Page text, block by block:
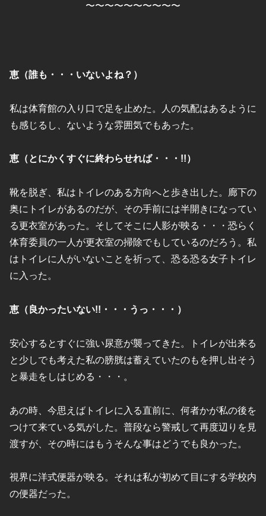
〜〜〜〜〜〜〜〜〜〜
恵（誰も・・・いないよね？）
私は体育館の入り口で足を止めた。人の気配はあるように
も感じるし、ないような雰囲気でもあった。
恵（とにかくすぐに終わらせれば・・・!!）
靴を脱ぎ、私はトイレのある方向へと歩き出した。廊下の
奥にトイレがあるのだが、その手前には半開きになってい
る更衣室があった。そしてそこに人影が映る・・・恐らく
体育委員の一人が更衣室の掃除でもしているのだろう。私
はトイレに人がいないことを祈って、恐る恐る女子トイレ
に入った。
恵（良かったいない!!・・・うっ・・・）
安心するとすぐに強い尿意が襲ってきた。トイレが出来る
と少しでも考えた私の膀胱は蓄えていたのもを押し出そう
と暴走をしはじめる・・・。
あの時、今思えばトイレに入る直前に、何者かが私の後を
つけて来ている気がした。普段なら警戒して再度辺りを見
渡すが、その時にはもうそんな事はどうでも良かった。
視界に洋式便器が映る。それは私が初めて目にする学校内
の便器だった。